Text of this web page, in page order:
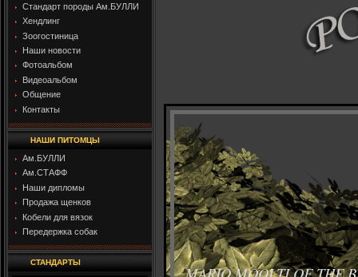
Стандарт породы Ам.БУЛЛИ
Хендлинг
Зоогостиница
Наши новости
Фотоальбом
Видеоальбом
Общение
Контакты
НАШИ ПИТОМЦЫ
Ам.БУЛЛИ
Ам.СТАФФ
Наши дипломы
Продажа щенков
Кобели для вязок
Передержка собак
СТАНДАРТЫ